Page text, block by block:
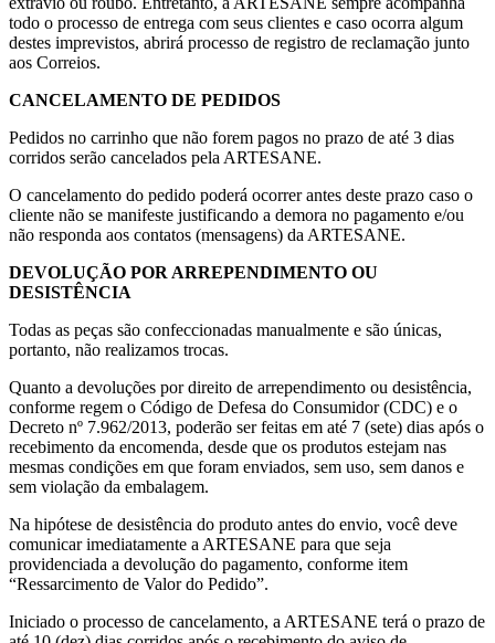
todo o processo de entrega com seus clientes e caso ocorra algum
destes imprevistos, abrirá processo de registro de reclamação junto
aos Correios.
CANCELAMENTO DE PEDIDOS
Pedidos no carrinho que não forem pagos no prazo de até 3 dias
corridos serão cancelados pela ARTESANE.
O cancelamento do pedido poderá ocorrer antes deste prazo caso o
cliente não se manifeste justificando a demora no pagamento e/ou
não responda aos contatos (mensagens) da ARTESANE.
DEVOLUÇÃO POR ARREPENDIMENTO OU
DESISTÊNCIA
Todas as peças são confeccionadas manualmente e são únicas,
portanto, não realizamos trocas.
Quanto a devoluções por direito de arrependimento ou desistência,
conforme regem o Código de Defesa do Consumidor (CDC) e o
Decreto nº 7.962/2013, poderão ser feitas em até 7 (sete) dias após o
recebimento da encomenda, desde que os produtos estejam nas
mesmas condições em que foram enviados, sem uso, sem danos e
sem violação da embalagem.
Na hipótese de desistência do produto antes do envio, você deve
comunicar imediatamente a ARTESANE para que seja
providenciada a devolução do pagamento, conforme item
“Ressarcimento de Valor do Pedido”.
Iniciado o processo de cancelamento, a ARTESANE terá o prazo de